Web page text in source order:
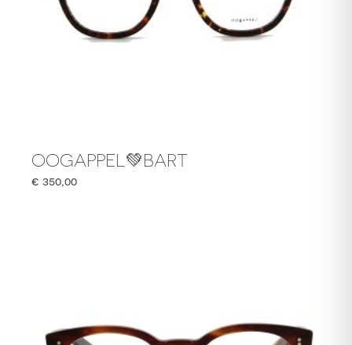
OOGAPPEL💚BART
€ 350,00